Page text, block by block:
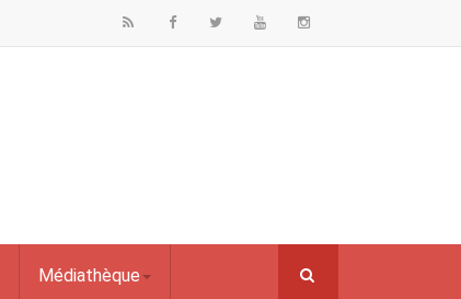
Médiathèque